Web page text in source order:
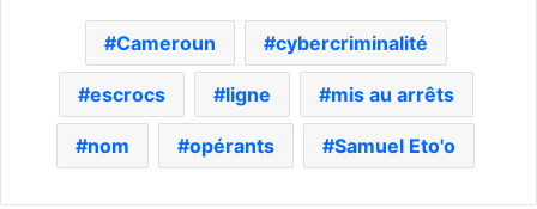
Cameroun cybercriminalité
escrocs ligne mis au arrêts
nom opérants Samuel Eto'o